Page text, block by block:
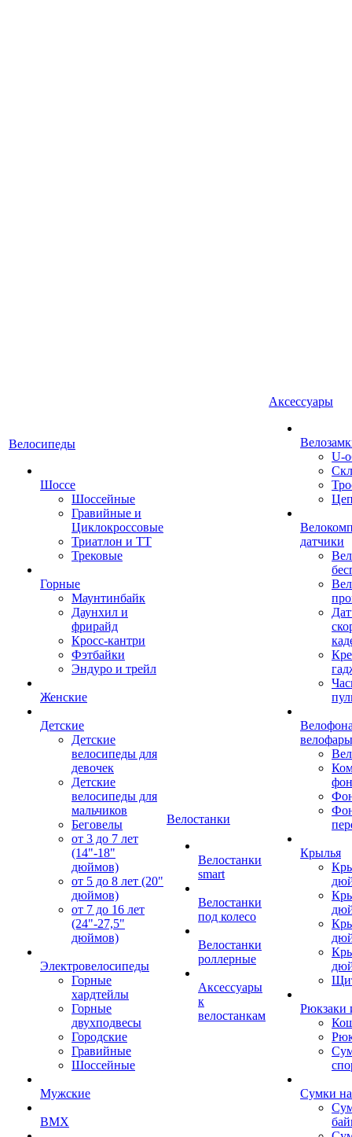
Велосипеды
Шоссе
Шоссейные
Гравийные и
Циклокроссовые
Триатлон и ТТ
Трековые
Горные
Маунтинбайк
Даунхил и
фрирайд
Кросс-кантри
Фэтбайки
Эндуро и трейл
Женские
Детские
Детские
велосипеды для
девочек
Детские
велосипеды для
мальчиков
Беговелы
от 3 до 7 лет
(14"-18"
дюймов)
от 5 до 8 лет (20"
дюймов)
от 7 до 16 лет
(24"-27,5"
дюймов)
Электровелосипеды
Горные
хардтейлы
Горные
двухподвесы
Городские
Гравийные
Шоссейные
Мужские
BMX
Велостанки
Велостанки
smart
Велостанки
под колесо
Велостанки
роллерные
Аксессуары
к
велостанкам
Аксессуары
U-
датчики
велофары
Крылья
Рюкзаки
Сумки